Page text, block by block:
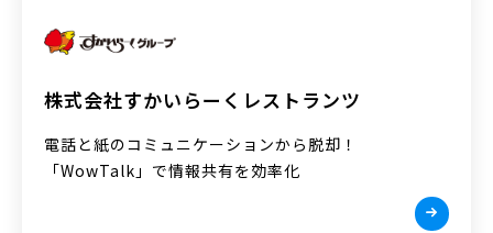
株式会社すかいらーくレストランツ
電話と紙のコミュニケーションから脱却！
「WowTalk」で情報共有を効率化